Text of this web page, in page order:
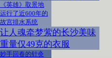
《英雄》取景地
运行了近600年的
故宫排水系统
让人魂牵梦萦的长沙美味
重量仅49克的衣服
妙手回春的针灸